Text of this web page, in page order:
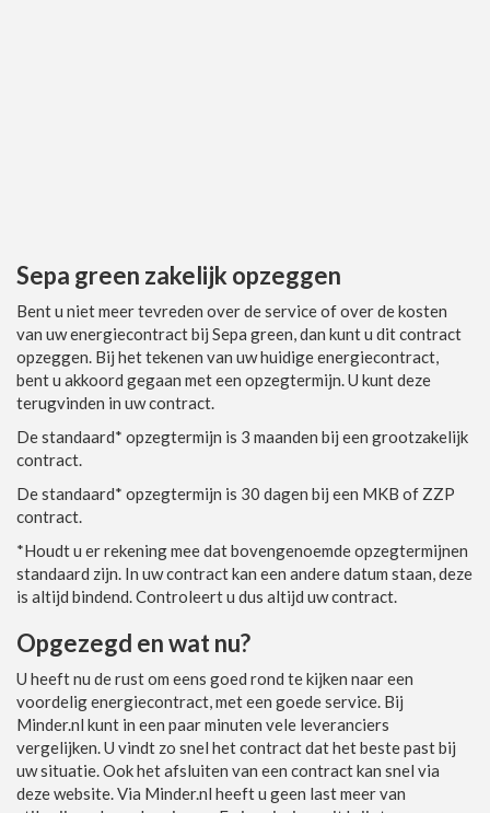
Sepa green zakelijk opzeggen
Bent u niet meer tevreden over de service of over de kosten
van uw energiecontract bij Sepa green, dan kunt u dit contract
opzeggen. Bij het tekenen van uw huidige energiecontract,
bent u akkoord gegaan met een opzegtermijn. U kunt deze
terugvinden in uw contract.
De standaard* opzegtermijn is 3 maanden bij een grootzakelijk
contract.
De standaard* opzegtermijn is 30 dagen bij een MKB of ZZP
contract.
*Houdt u er rekening mee dat bovengenoemde opzegtermijnen
standaard zijn. In uw contract kan een andere datum staan, deze
is altijd bindend. Controleert u dus altijd uw contract.
Opgezegd en wat nu?
U heeft nu de rust om eens goed rond te kijken naar een
voordelig energiecontract, met een goede service. Bij
Minder.nl kunt in een paar minuten vele leveranciers
vergelijken. U vindt zo snel het contract dat het beste past bij
uw situatie. Ook het afsluiten van een contract kan snel via
deze website. Via Minder.nl heeft u geen last meer van